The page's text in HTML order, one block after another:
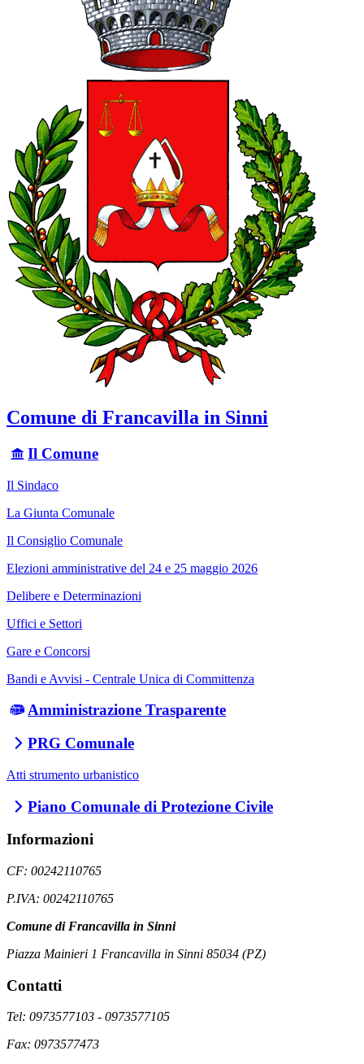
Comune di Francavilla in Sinni
Il Comune
Il Sindaco
La Giunta Comunale
Il Consiglio Comunale
Elezioni amministrative del 24 e 25 maggio 2026
Delibere e Determinazioni
Uffici e Settori
Gare e Concorsi
Bandi e Avvisi - Centrale Unica di Committenza
Amministrazione Trasparente
PRG Comunale
Atti strumento urbanistico
Piano Comunale di Protezione Civile
Informazioni
CF: 00242110765
P.IVA: 00242110765
Comune di Francavilla in Sinni
Piazza Mainieri 1 Francavilla in Sinni 85034 (PZ)
Contatti
Tel: 0973577103 - 0973577105
Fax: 0973577473